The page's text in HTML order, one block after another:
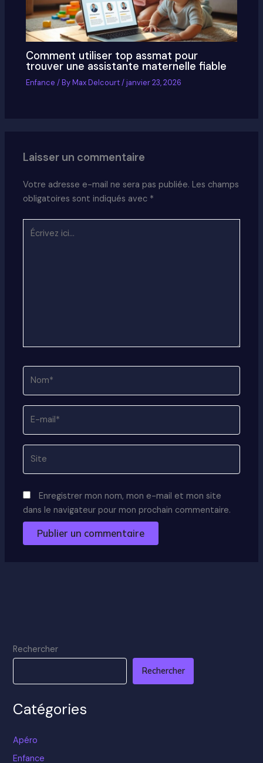
Comment utiliser top assmat pour
trouver une assistante maternelle fiable
Enfance / ByMax Delcourt/janvier 23, 2026
Laisser un commentaire
Votre adresse e-mail ne sera pas publiée. Les champs
obligatoires sont indiqués avec *
Écrivez
ici…
Nom*
E-
mail*
Enregistrer mon nom, mon e-mail et mon site
dans le navigateur pour mon prochain commentaire.
Rechercher
Rechercher
Catégories
Apéro
Enfance